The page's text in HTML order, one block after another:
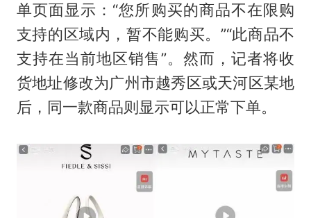
单页面显示：“您所购买的商品不在限购
支持的区域内，暂不能购买。”“此商品不
支持在当前地区销售”。然而，记者将收
货地址修改为广州市越秀区或天河区某地
后，同一款商品则显示可以正常下单。